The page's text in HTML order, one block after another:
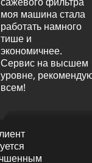
моя машина стала
работать намного
тише и
экономичнее.
Сервис на высшем
уровне,
всем!